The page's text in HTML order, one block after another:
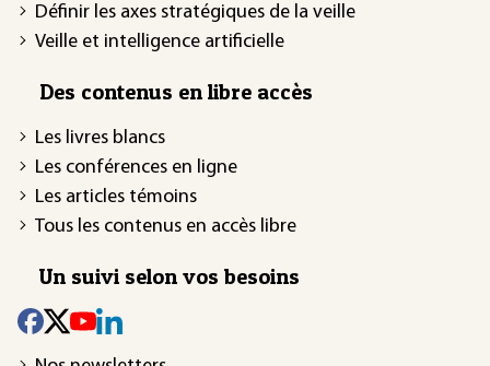
Définir les axes stratégiques de la veille
Veille et intelligence artificielle
Des contenus en libre accès
Les livres blancs
Les conférences en ligne
Les articles témoins
Tous les contenus en accès libre
Un suivi selon vos besoins